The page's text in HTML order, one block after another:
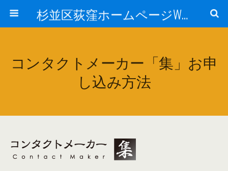
杉並区荻窪ホームページWEB制作会社コラボレーションオフィス カッキッズ SEO・サーチエンジン登録、SEOオートマチック・Facebook・スマホ・Twitter・プランニング、デザイン、HTMLコーディング、サーバ管理
コンタクトメーカー「集」お申
し込み方法